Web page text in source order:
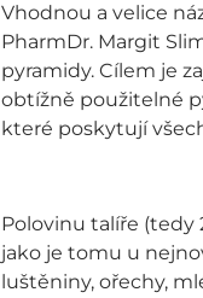
Vhodnou a velice
PharmDr. Margit
pyramidy. Cílem je
obtížně použitelné
které poskytují
Polovinu talíře (tedy
jako je tomu u
luštěniny, ořechy,